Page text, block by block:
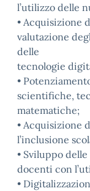
l’utilizzo delle
• Acquisizione
valutazione
delle
tecnologie
•
scientifiche,
matematiche;
• Acquisizione
l’inclusione
• Sviluppo
docenti con
•